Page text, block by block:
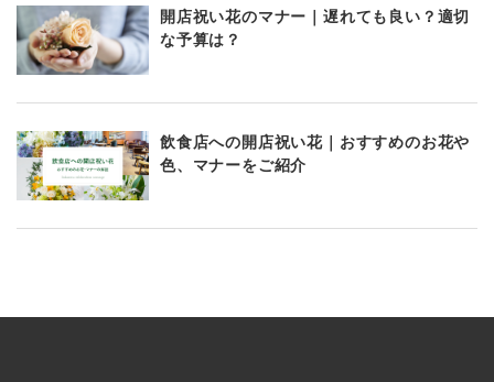
開店祝い花のマナー｜遅れても良い？適切
な予算は？
飲食店への開店祝い花｜おすすめのお花や
色、マナーをご紹介